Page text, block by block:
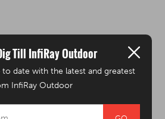
ner
- SV
MATE-serien
Användarmanual - FR
Till InfiRay Outdoor
to date with the latest and greatest
InfiRay Outdoor